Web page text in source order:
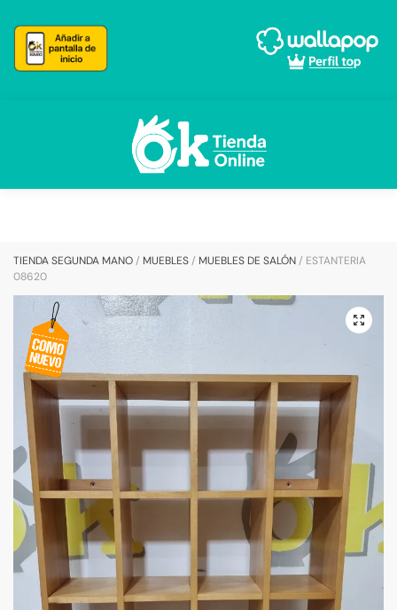
navigation
content
TIENDA SEGUNDA MANO/ MUEBLES/ MUEBLES DE SALÓN/ ESTANTERIA
08620